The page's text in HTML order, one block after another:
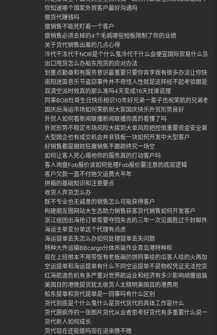
你知道哪个国家外贸客户最好沟通吗
做货代赚钱吗
做销售不能死盯着一个客户
做销售必须去掉的4个毛病哪些短板限制了你的业绩
关于货代销售出差的几点心得
冷代干冻代干NOR是个什么鬼冷代干什么会便宜国际贸易什么货适
出口甩货怎么办船东甩货的应对办法
划重点勤奋和有服务意识最重要只要你肯学我有很多办法让你快
南阳迷笛音乐节盗窃事件并不奇怪人性就是这样经不起考验跟是否
双清空派时效真的那么准吗4天变成16天找谁说理
同事BOB杜哥生日快乐相识10年好兄弟一辈子也祝荣航的兄弟老
国庆后海运市场如何荣航祝大家国庆快乐外贸形势良好
外贸人如何看新闻联播新闻联播你真的看懂了吗
外贸形势不稳定市场风险大接到大单风险把控很重要资金安全第一
大型国企也有成交机会并非铁板一块如何开发中大型客户
好销售都是跟踪狂魔销售不跟踪终究一场空
如何让客人死心塌地你的服务真的打动客户吗
客人询盘Fob报价该如何处理Fob报价要注意的底层逻辑
客户欠款一直不付拖欠运费大半年
拼箱的基础知识和注意要点
收货人弃货怎么办
既不专业也无诚意的销售怎么可能获得客户
构建朋友圈网站大生态助力销售获客货代销售如何开发客户
浙江组团出海抢订单誓要夺回失去的三年一次见面胜过千封邮件外
海运主单变分单这个代理有点虎
海运提单丢失怎么办如何处理提单丢失问题
特种大件运输BBcargo分体吊装作业青岛港特种柜
现在上班根本不用带饭有老板画的饼同事给的瓜客人给的火再加上
空运提单和海运提单有什么不同空运提单不是物权凭证无法控货
红海航道危机有多严重对世界航运业和经济有多少影响胡塞组装封
美国目的港晚提货犹太收货人太精明美国目的港费用
船东提单和货代提单是一回事吗有什么区别
货代到底是个什么鬼什么是货代货代的具体工作是什么
货代圈疯传的一张图片货代从业者思考好货代有多重要什么说一定
货代新人如何成长
货代现在还能做吗现在进来晚不晚